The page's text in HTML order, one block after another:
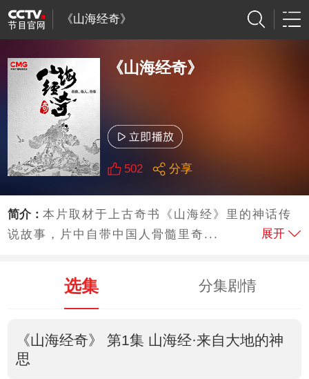
《山海经奇》
《山海经奇》
502 分享
简介：本片取材于上古奇书《山海经》里的神话传
说故事，片中自带中国人骨髓里奇...
展开
选集 分集剧情
《山海经奇》 第1集 山海经·来自大地的神
思